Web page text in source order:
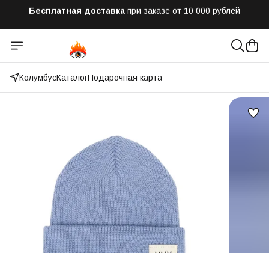
Отправим заказ в течении часа после оформления
Оплатим до 50% доставки
КолумбусКаталогПодарочная карта